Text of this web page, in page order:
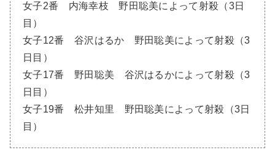
女子2番 内海幸枝 野田聡美によって射殺（3日
目）
女子12番 谷沢はるか 野田聡美によって射殺（3
日目）
女子17番 野田聡美 谷沢はるかによって射殺（3
日目）
女子19番 松井知里 野田聡美によって射殺（3日
目）